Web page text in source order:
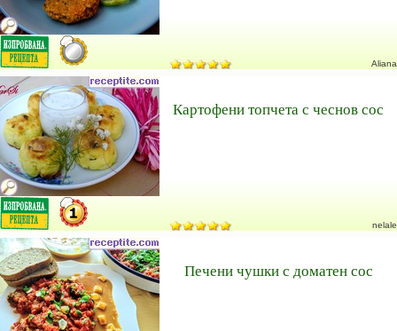
Aliana
Картофени топчета с чеснов сос
nelale
Печени чушки с доматен сос